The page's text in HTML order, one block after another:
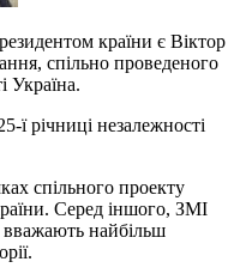
країни є Віктор
спільно проведеного
Україна.
річниці незалежності
спільного проекту
Серед іншого, ЗМІ
вважають найбільш